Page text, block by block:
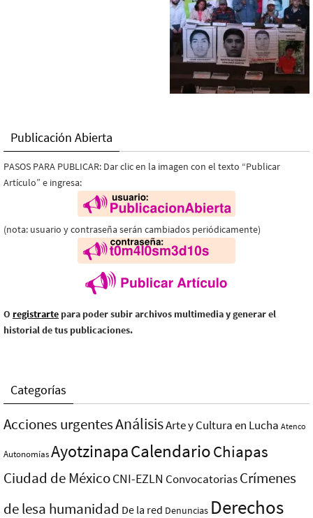
Publicación Abierta
PASOS PARA PUBLICAR: Dar clic en la imagen con el texto “Publicar
Artículo” e ingresa:
(nota: usuario y contraseña serán cambiados periódicamente)
O registrarte para poder subir archivos multimedia y generar el
historial de tus publicaciones.
Categorías
Acciones urgentesAnálisisArte y Cultura en Lucha Atenco
AutonomíasAyotzinapaCalendarioChiapas
Ciudad de MéxicoCNI-EZLN ConvocatoriasCrímenes
de lesa humanidad De la red Denuncias Derechos